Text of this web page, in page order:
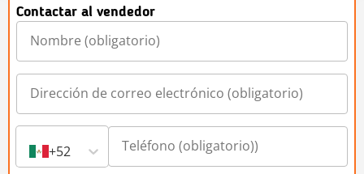
Contactar al vendedor
+52